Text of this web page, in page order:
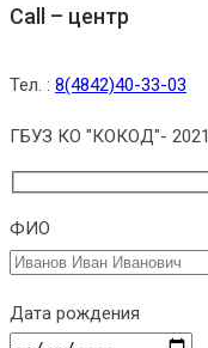
Call – центр
Тел. : 8(4842)40-33-03
ГБУЗ КО "КОКОД"- 2021
ФИО
Дата рождения